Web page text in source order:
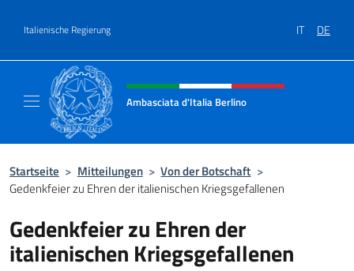
Italienische Regierung IT DE
Header-Site, Social und Menü
Ambasciata d'Italia Berlino
Startseite > Mitteilungen > Von der Botschaft >
Gedenkfeier zu Ehren der italienischen Kriegsgefallenen
Gedenkfeier zu Ehren der
italienischen Kriegsgefallenen